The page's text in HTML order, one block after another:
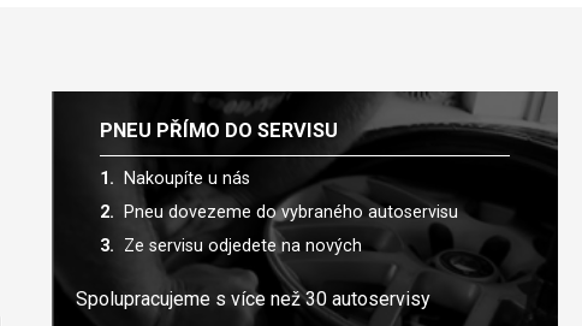
PNEU PŘÍMO DO SERVISU
Nakoupíte u nás
Pneu dovezeme do vybraného autoservisu
Ze servisu odjedete na nových
Spolupracujeme s více než 30 autoservisy